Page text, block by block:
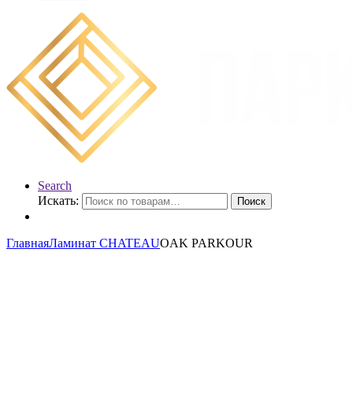
Search
Искать:
Поиск
ГлавнаяЛаминат CHATEAUOAK PARKOUR